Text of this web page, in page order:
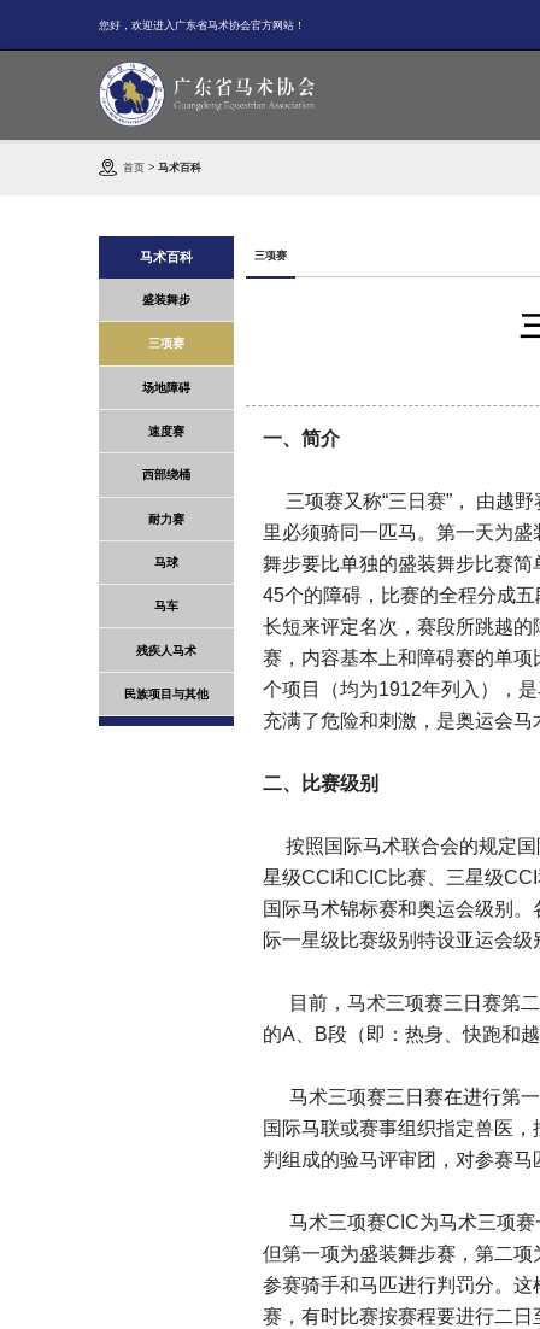
您好，欢迎进入广东省马术协会官方网站！
首页 >马术百科
马术百科
盛装舞步
三项赛
场地障碍
速度赛
西部绕桶
耐力赛
马球
马车
残疾人马术
民族项目与其他
三项赛
一、简介
三项赛又称“三日赛”， 由越
里必须骑同一匹马。第一天为
舞步要比单独的盛装舞步比赛
45个的障碍，比赛的全程分成
长短来评定名次，赛段所跳越
赛，内容基本上和障碍赛的单
个项目（均为1912年列入），
充满了危险和刺激，是奥运会
二、比赛级别
按照国际马术联合会的规定
星级CCI和CIC比赛、三星级
国际马术锦标赛和奥运会级别
际一星级比赛级别特设亚运会
目前，马术三项赛三日赛第
的A、B段（即：热身、快跑和
马术三项赛三日赛在进行第
国际马联或赛事组织指定兽医
判组成的验马评审团，对参赛马
马术三项赛CIC为马术三项
但第一项为盛装舞步赛，第二
参赛骑手和马匹进行判罚分。
赛，有时比赛按赛程要进行二